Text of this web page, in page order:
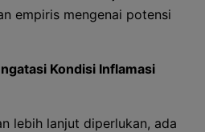
empiris mengenai potensi
Kondisi Inflamasi
lebih lanjut diperlukan, ada